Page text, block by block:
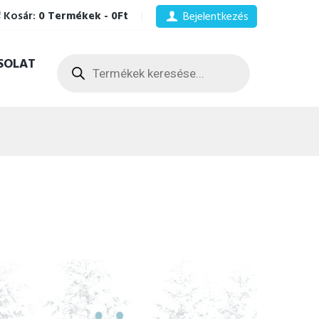
Kosár: 0 Termékek- 0Ft Bejelentkezés
search